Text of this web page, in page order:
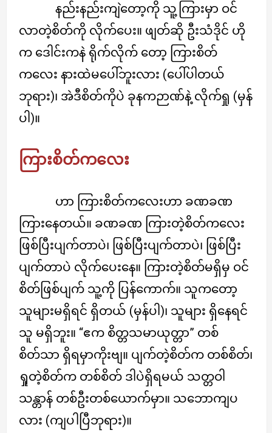
နည်းနည်းကျဲတော့ကို သူ့ကြားမှာ ဝင်
လာတဲ့စိတ်ကို လိုက်ပေး။ ဖျတ်ဆို ဦးသံဒိုင် ဟို
က ဒေါင်းကနဲ ရိုက်လိုက် တော့ ကြားစိတ်
ကလေး နားထဲမပေါ်ဘူးလား (ပေါ်ပါတယ်
ဘုရား)၊ အဲဒီစိတ်ကိုပဲ ခုနကဉာဏ်နဲ့ လိုက်ရှု (မှန်
ပါ)။
ကြားစိတ်ကလေး
ဟာ ကြားစိတ်ကလေးဟာ ခဏခဏ
ကြားနေတယ်။ ခဏခဏ ကြားတဲ့စိတ်ကလေး
ဖြစ်ပြီးပျက်တာပဲ၊ ဖြစ်ပြီးပျက်တာပဲ၊ ဖြစ်ပြီး
ပျက်တာပဲ လိုက်ပေးနေ။ ကြားတဲ့စိတ်မရှိမှ ဝင်
စိတ်ဖြစ်ပျက် သူ့ကို ပြန်ကောက်။ သူကတော့
သူများမရှိရင် ရှိတယ် (မှန်ပါ)၊ သူများ ရှိနေရင်
သူ မရှိဘူး။ “ဧက စိတ္တသမာယုတ္တာ” တစ်
စိတ်သာ ရှိရမှာကိုးဗျ။ ပျက်တဲ့စိတ်က တစ်စိတ်၊
ရှုတဲ့စိတ်က တစ်စိတ် ဒါပဲရှိရမယ် သတ္တဝါ
သန္တာန် တစ်ဦးတစ်ယောက်မှာ။ သဘောကျပ
လား (ကျပါပြီဘုရား)။